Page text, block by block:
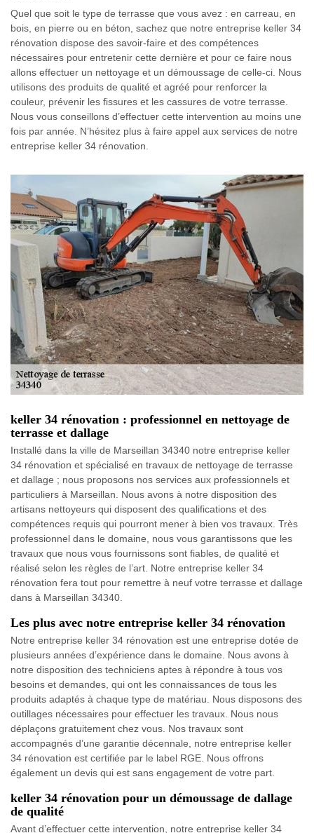
Quel que soit le type de terrasse que vous avez : en carreau, en
bois, en pierre ou en béton, sachez que notre entreprise keller 34
rénovation dispose des savoir-faire et des compétences
nécessaires pour entretenir cette dernière et pour ce faire nous
allons effectuer un nettoyage et un démoussage de celle-ci. Nous
utilisons des produits de qualité et agréé pour renforcer la
couleur, prévenir les fissures et les cassures de votre terrasse.
Nous vous conseillons d’effectuer cette intervention au moins une
fois par année. N’hésitez plus à faire appel aux services de notre
entreprise keller 34 rénovation.
keller 34 rénovation : professionnel en nettoyage de
terrasse et dallage
Installé dans la ville de Marseillan 34340 notre entreprise keller
34 rénovation et spécialisé en travaux de nettoyage de terrasse
et dallage ; nous proposons nos services aux professionnels et
particuliers à Marseillan. Nous avons à notre disposition des
artisans nettoyeurs qui disposent des qualifications et des
compétences requis qui pourront mener à bien vos travaux. Très
professionnel dans le domaine, nous vous garantissons que les
travaux que nous vous fournissons sont fiables, de qualité et
réalisé selon les règles de l’art. Notre entreprise keller 34
rénovation fera tout pour remettre à neuf votre terrasse et dallage
dans à Marseillan 34340.
Les plus avec notre entreprise keller 34 rénovation
Notre entreprise keller 34 rénovation est une entreprise dotée de
plusieurs années d’expérience dans le domaine. Nous avons à
notre disposition des techniciens aptes à répondre à tous vos
besoins et demandes, qui ont les connaissances de tous les
produits adaptés à chaque type de matériau. Nous disposons des
outillages nécessaires pour effectuer les travaux. Nous nous
déplaçons gratuitement chez vous. Nos travaux sont
accompagnés d’une garantie décennale, notre entreprise keller
34 rénovation est certifiée par le label RGE. Nous offrons
également un devis qui est sans engagement de votre part.
keller 34 rénovation pour un démoussage de dallage
de qualité
Avant d’effectuer cette intervention, notre entreprise keller 34